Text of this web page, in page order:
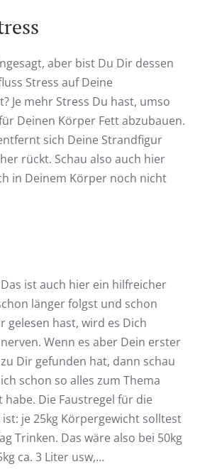
aber bist Du Dir dessen
Stress auf Deine
Je mehr Stress Du hast, umso
Deinen Körper Fett abzubauen.
sich Deine Strandfigur
rückt. Schau also auch hier
in Deinem Körper noch nicht
ist auch hier ein hilfreicher
länger folgst und schon
gelesen hast, wird es Dich
Wenn es aber Dein erster
Dir gefunden hat, dann schau
schon so alles zum Thema
Die Faustregel für die
je 25kg Körpergewicht solltest
Trinken. Das wäre also bei 50kg
ca. 3 Liter usw,…